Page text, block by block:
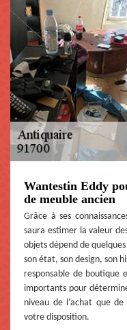
Wantestin Eddy
de meuble ancien
Grâce à ses
saura estimer la valeur
objets dépend de
son état, son design, son
responsable de boutique
importants pour
niveau de l’achat que
votre disposition.